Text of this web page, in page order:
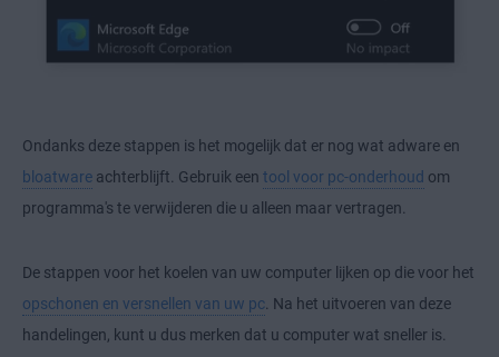
Ondanks deze stappen is het mogelijk dat er nog wat adware en
bloatware achterblijft. Gebruik een tool voor pc-onderhoud om
programma's te verwijderen die u alleen maar vertragen.
De stappen voor het koelen van uw computer lijken op die voor het
opschonen en versnellen van uw pc. Na het uitvoeren van deze
handelingen, kunt u dus merken dat u computer wat sneller is.